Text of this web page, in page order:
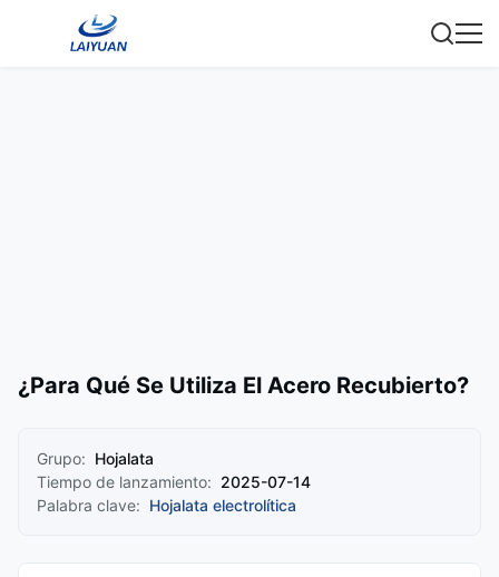
¿Para Qué Se Utiliza El Acero Recubierto?
Grupo: Hojalata
Tiempo de lanzamiento: 2025-07-14
Palabra clave: Hojalata electrolítica